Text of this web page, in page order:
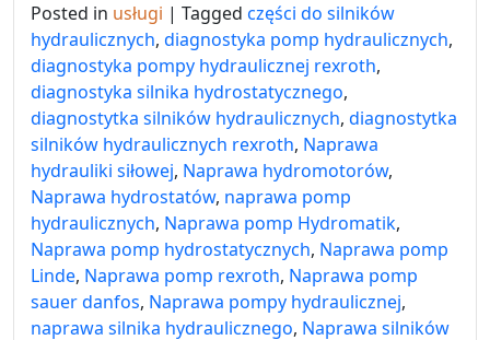
Posted in usługi | Tagged części do silników
hydraulicznych, diagnostyka pomp hydraulicznych,
diagnostyka pompy hydraulicznej rexroth,
diagnostyka silnika hydrostatycznego,
diagnostytka silników hydraulicznych, diagnostytka
silników hydraulicznych rexroth, Naprawa
hydrauliki siłowej, Naprawa hydromotorów,
Naprawa hydrostatów, naprawa pomp
hydraulicznych, Naprawa pomp Hydromatik,
Naprawa pomp hydrostatycznych, Naprawa pomp
Linde, Naprawa pomp rexroth, Naprawa pomp
sauer danfos, Naprawa pompy hydraulicznej,
naprawa silnika hydraulicznego, Naprawa silników